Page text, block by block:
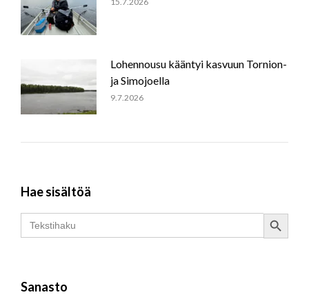
Lohennousu kääntyi kasvuun Tornion-
ja Simojoella
9.7.2026
Hae sisältöä
Search
for:
Search Button
Sanasto